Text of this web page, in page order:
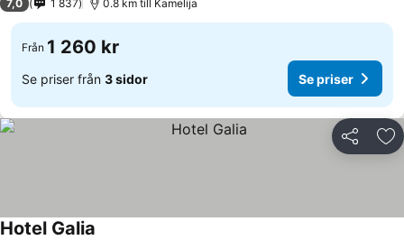
7,0 1 837 0.8 km till Kamelija
Från 1 260 kr
Se priser från 3 sidor Se priser
Dela
Hotel Galia